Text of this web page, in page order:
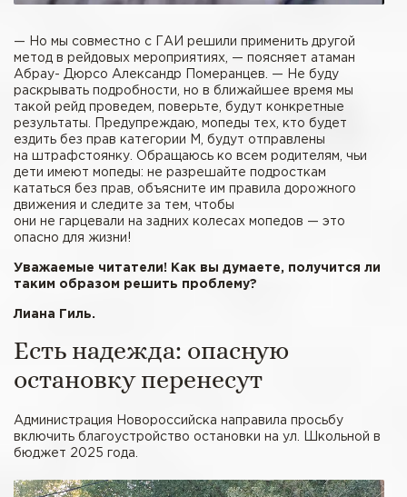
— Но мы совместно с ГАИ решили применить другой
метод в рейдовых мероприятиях, — поясняет атаман
Абрау- Дюрсо Александр Померанцев. — Не буду
раскрывать подробности, но в ближайшее время мы
такой рейд проведем, поверьте, будут конкретные
результаты. Предупреждаю, мопеды тех, кто будет
ездить без прав категории М, будут отправлены
на штрафстоянку. Обращаюсь ко всем родителям, чьи
дети имеют мопеды: не разрешайте подросткам
кататься без прав, объясните им правила дорожного
движения и следите за тем, чтобы
они не гарцевали на задних колесах мопедов — это
опасно для жизни!
Уважаемые читатели! Как вы думаете, получится ли
таким образом решить проблему?
Лиана Гиль.
Есть надежда: опасную
остановку перенесут
Администрация Новороссийска направила просьбу
включить благоустройство остановки на ул. Школьной в
бюджет 2025 года.